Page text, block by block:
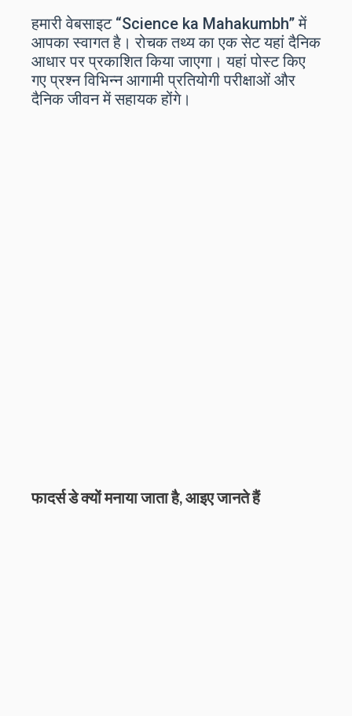
हमारी वेबसाइट “Science ka Mahakumbh” में
आपका स्वागत है। रोचक तथ्य का एक सेट यहां दैनिक
आधार पर प्रकाशित किया जाएगा। यहां पोस्ट किए
गए प्रश्न विभिन्न आगामी प्रतियोगी परीक्षाओं और
दैनिक जीवन में सहायक होंगे।
फादर्स डे क्यों मनाया जाता है, आइए जानते हैं